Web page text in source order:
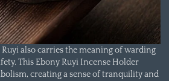
also carries the meaning of warding
This Ebony Ruyi Incense Holder
creating a sense of tranquility and